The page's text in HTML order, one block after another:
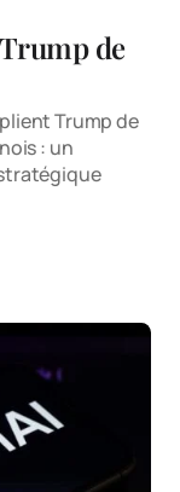
de
Trump de
: un